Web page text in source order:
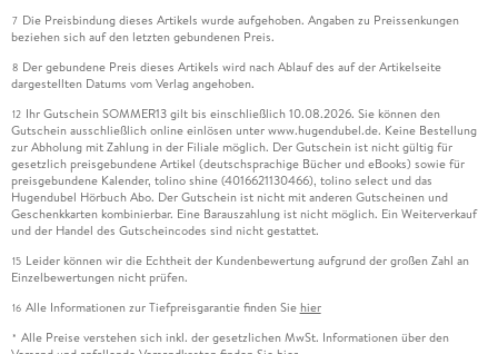
7 Die Preisbindung dieses Artikels wurde aufgehoben. Angaben zu Preissenkungen
beziehen sich auf den letzten gebundenen Preis.
8 Der gebundene Preis dieses Artikels wird nach Ablauf des auf der Artikelseite
dargestellten Datums vom Verlag angehoben.
12 Ihr Gutschein SOMMER13 gilt bis einschließlich 10.08.2026. Sie können den
Gutschein ausschließlich online einlösen unter www.hugendubel.de. Keine Bestellung
zur Abholung mit Zahlung in der Filiale möglich. Der Gutschein ist nicht gültig für
gesetzlich preisgebundene Artikel (deutschsprachige Bücher und eBooks) sowie für
preisgebundene Kalender, tolino shine (4016621130466), tolino select und das
Hugendubel Hörbuch Abo. Der Gutschein ist nicht mit anderen Gutscheinen und
Geschenkkarten kombinierbar. Eine Barauszahlung ist nicht möglich. Ein Weiterverkauf
und der Handel des Gutscheincodes sind nicht gestattet.
15 Leider können wir die Echtheit der Kundenbewertung aufgrund der großen Zahl an
Einzelbewertungen nicht prüfen.
16 Alle Informationen zur Tiefpreisgarantie finden Sie hier
* Alle Preise verstehen sich inkl. der gesetzlichen MwSt. Informationen über den